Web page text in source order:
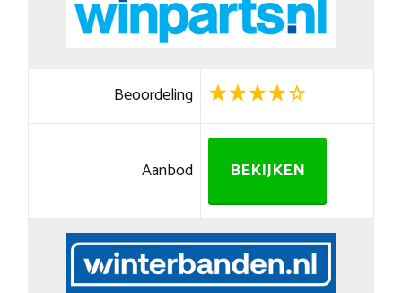
Beoordeling
Aanbod BEKIJKEN